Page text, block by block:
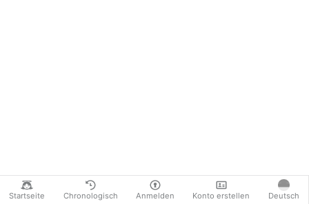
Startseite Chronologisch Anmelden Konto erstellen Deutsch